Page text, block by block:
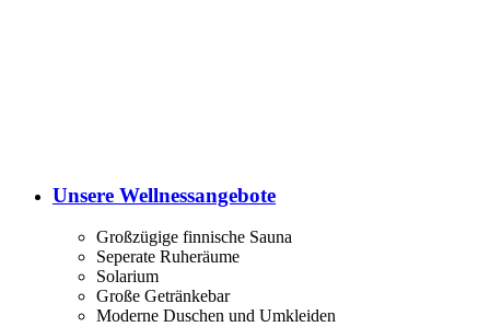
Unsere Wellnessangebote
Großzügige finnische Sauna
Seperate Ruheräume
Solarium
Große Getränkebar
Moderne Duschen und Umkleiden